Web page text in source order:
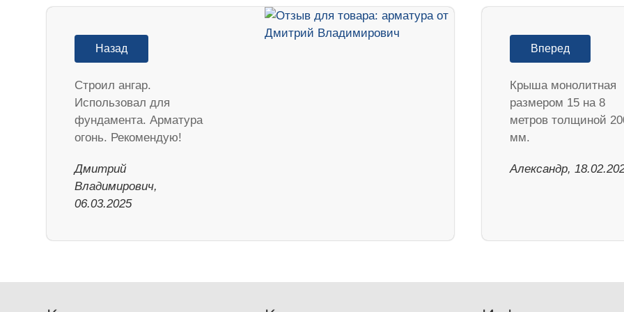
Назад
Строил ангар.
Использовал для
фундамента. Арматура
огонь. Рекомендую!
Дмитрий
Владимирович,
06.03.2025
Вперед
Крыша монолитная
размером 15 на 8
метров толщиной
мм.
Александр,